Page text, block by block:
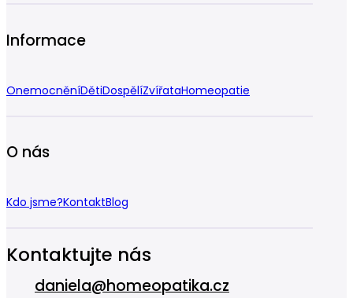
Informace
OnemocněníDětiDospělíZvířataHomeopatie
O nás
Kdo jsme?KontaktBlog
Kontaktujte nás
daniela@homeopatika.cz